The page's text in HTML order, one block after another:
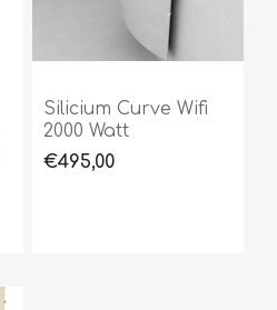
Silicium Curve Wifi
2000 Watt
€495,00